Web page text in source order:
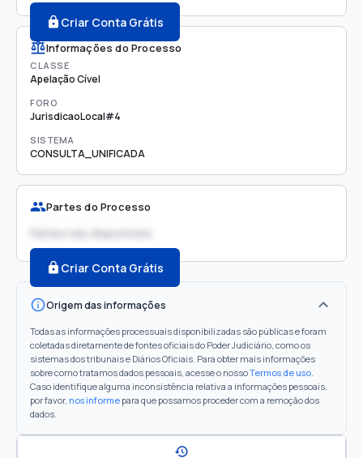
Criar Conta Grátis
Informações do Processo
CLASSE
Apelação Cível
FORO
JurisdicaoLocal#4
SISTEMA
CONSULTA_UNIFICADA
Partes do Processo
Partes não disponíveis
Criar Conta Grátis
Origem das informações
Todas as informações processuais disponibilizadas são públicas e foram
coletadas diretamente de fontes oficiais do Poder Judiciário, como os
sistemas dos tribunais e Diários Oficiais. Para obter mais informações
sobre como tratamos dados pessoais, acesse o nossoTermos de uso.
Caso identifique alguma inconsistência relativa a informações pessoais,
por favor, nos informe para que possamos proceder com a remoção dos
dados.